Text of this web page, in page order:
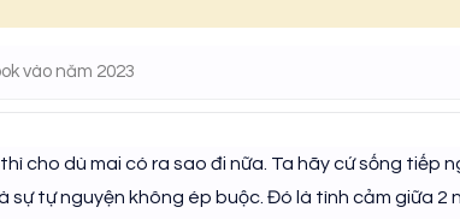
vào năm 2023
cho dù mai có ra sao đi nữa. Ta hãy cứ sống tiếp
sự tự nguyện không ép buộc. Đó là tình cảm giữa 2